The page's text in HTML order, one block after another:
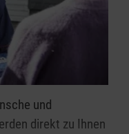
und
direkt zu Ihnen